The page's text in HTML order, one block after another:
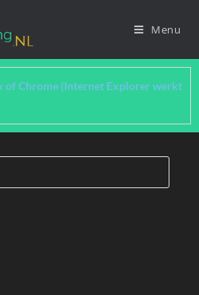
Menu
of Chrome (Internet Explorer werkt